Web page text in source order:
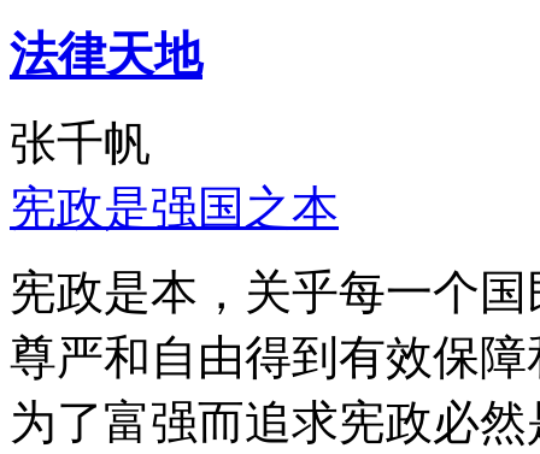
法律天地
张千帆
宪政是强国之本
宪政是本，关乎每一个
尊严和自由得到有效保
为了富强而追求宪政必